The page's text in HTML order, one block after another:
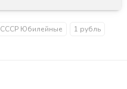
СССР Юбилейные 1 рубль